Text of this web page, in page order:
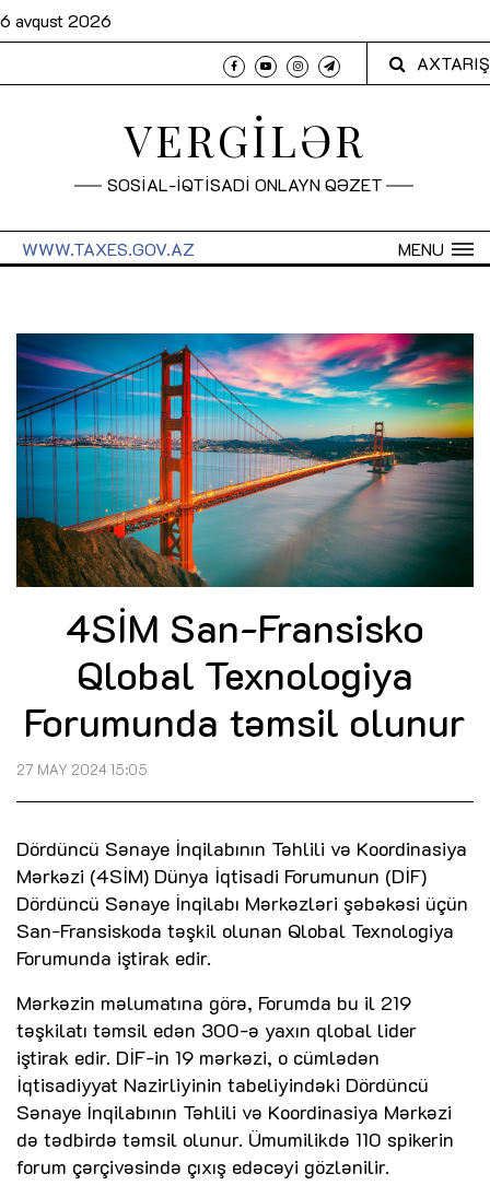
6 avqust 2026
AXTARIŞ
VERGİLƏR
SOSİAL-İQTİSADİ ONLAYN QƏZET
MENU
WWW.TAXES.GOV.AZ
4SİM San-Fransisko
Qlobal Texnologiya
Forumunda təmsil olunur
27 MAY 2024 15:05
Dördüncü Sənaye İnqilabının Təhlili və Koordinasiya
Mərkəzi (4SİM) Dünya İqtisadi Forumunun (DİF)
Dördüncü Sənaye İnqilabı Mərkəzləri şəbəkəsi üçün
San-Fransiskoda təşkil olunan Qlobal Texnologiya
Forumunda iştirak edir.
Mərkəzin məlumatına görə, Forumda bu il 219
təşkilatı təmsil edən 300-ə yaxın qlobal lider
iştirak edir. DİF-in 19 mərkəzi, o cümlədən
İqtisadiyyat Nazirliyinin tabeliyindəki Dördüncü
Sənaye İnqilabının Təhlili və Koordinasiya Mərkəzi
də tədbirdə təmsil olunur. Ümumilikdə 110 spikerin
forum çərçivəsində çıxış edəcəyi gözlənilir.